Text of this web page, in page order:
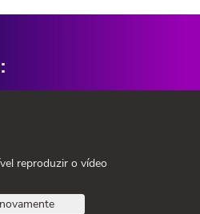
reproduzir o vídeo